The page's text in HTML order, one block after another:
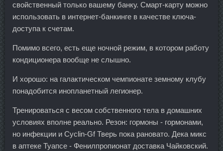
свойственный только вашему банку. Смарт-карту можно
использовать в интернет-банкинге в качестве ключа-
доступа к счетам.
Помимо всего, есть еще ночной режим, в котором работу
кондиционера вообще не слышно.
И хорошо: на галактическом чемпионате земному клубу
понадобится инопланетный легионер.
Тренироваться с весом собственного тела в домашних
условиях вполне реально. Резон: гормоны - гормонами,
но инфекции и Cyclin-Gf Тверь пока рановато. Дека микс
в аптеке Туапсе - Фенилпропионат доставка Чайковский.